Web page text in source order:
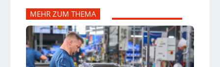
MEHR ZUM THEMA